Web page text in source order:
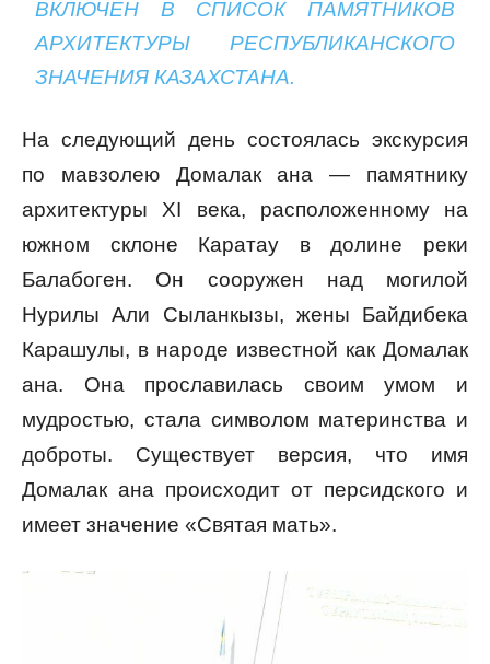
ВКЛЮЧЕН В СПИСОК ПАМЯТНИКОВ
АРХИТЕКТУРЫ РЕСПУБЛИКАНСКОГО
ЗНАЧЕНИЯ КАЗАХСТАНА.
На следующий день состоялась экскурсия
по мавзолею Домалак ана — памятнику
архитектуры XI века, расположенному на
южном склоне Каратау в долине реки
Балабоген. Он сооружен над могилой
Нурилы Али Сыланкызы, жены Байдибека
Карашулы, в народе известной как Домалак
ана. Она прославилась своим умом и
мудростью, стала символом материнства и
доброты. Существует версия, что имя
Домалак ана происходит от персидского и
имеет значение «Святая мать».